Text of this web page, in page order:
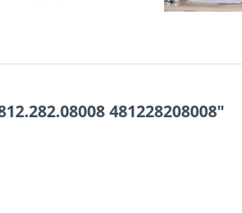
481228208008"